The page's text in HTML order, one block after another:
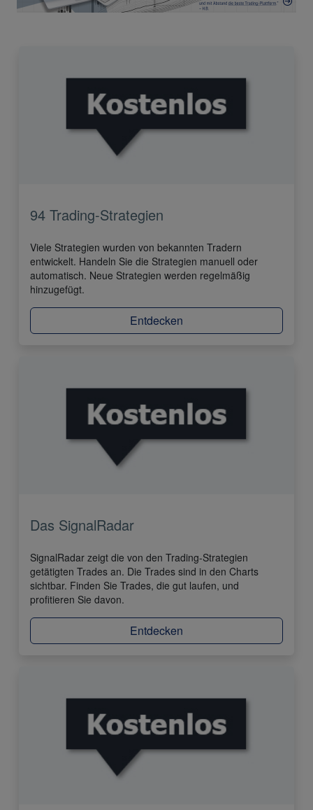
94 Trading-Strategien
Viele Strategien wurden von bekannten Tradern
entwickelt. Handeln Sie die Strategien manuell oder
automatisch. Neue Strategien werden regelmäßig
hinzugefügt.
Entdecken
Das SignalRadar
SignalRadar zeigt die von den Trading-Strategien
getätigten Trades an. Die Trades sind in den Charts
sichtbar. Finden Sie Trades, die gut laufen, und
profitieren Sie davon.
Entdecken